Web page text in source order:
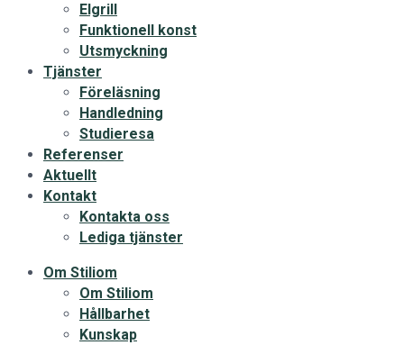
Elgrill
Funktionell konst
Utsmyckning
Tjänster
Föreläsning
Handledning
Studieresa
Referenser
Aktuellt
Kontakt
Kontakta oss
Lediga tjänster
Om Stiliom
Om Stiliom
Hållbarhet
Kunskap